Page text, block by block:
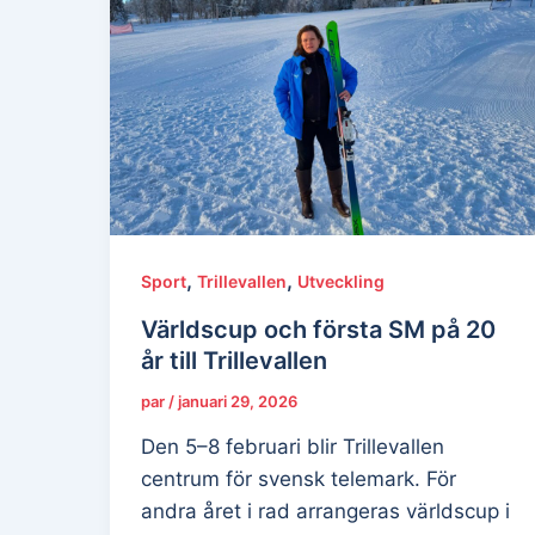
Sport, Trillevallen, Utveckling
Världscup och första SM på 20
år till Trillevallen
par /januari 29, 2026
Den 5–8 februari blir Trillevallen
centrum för svensk telemark. För
andra året i rad arrangeras världscup i